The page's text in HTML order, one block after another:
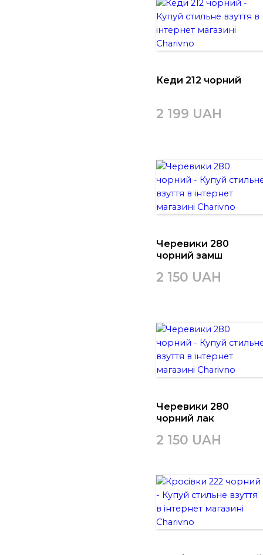
Кеди 212 чорний
2 199 UAH
Черевики 280
чорний замш
2 150 UAH
Черевики 280
чорний лак
2 150 UAH